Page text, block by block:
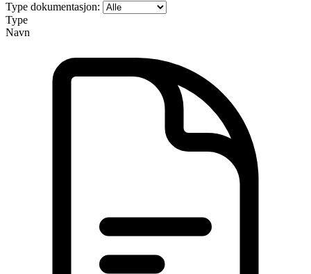
Type dokumentasjon:
Type
Navn